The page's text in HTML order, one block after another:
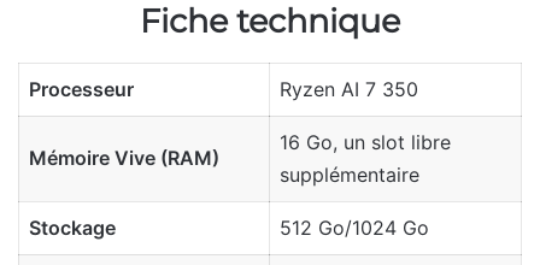
Fiche technique
Processeur Ryzen AI 7 350
Mémoire Vive (RAM)
16 Go, un slot libre
supplémentaire
Stockage 512 Go/1024 Go